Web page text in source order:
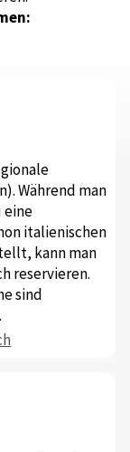
Während man
eine
italienischen
kann man
reservieren.
sind